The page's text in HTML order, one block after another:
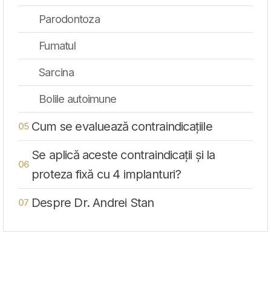
Parodontoza
Fumatul
Sarcina
Bolile autoimune
Cum se evaluează contraindicațiile
Se aplică aceste contraindicații și la
proteza fixă cu 4 implanturi?
Despre Dr. Andrei Stan